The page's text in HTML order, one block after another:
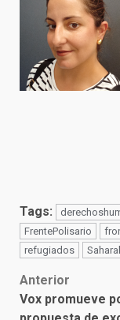
Tags:
FrentePolisario
refugiados
Post
Anterior
Vox promueve